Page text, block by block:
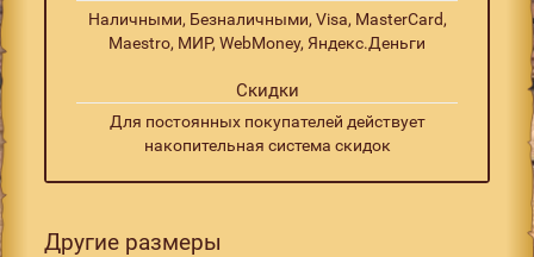
Наличными, Безналичными, Visa, MasterCard,
Maestro, МИР, WebMoney, Яндекс.Деньги
Скидки
Для постоянных покупателей действует
накопительная система скидок
Другие размеры